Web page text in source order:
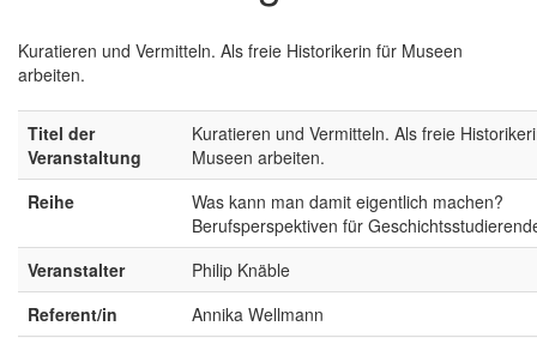
Kuratieren und Vermitteln. Als freie Historikerin für Museen
arbeiten.
Titel der
Veranstaltung
Kuratieren und Vermitteln. Als freie
Museen arbeiten.
Reihe
Was kann man damit eigentlich machen?
Berufsperspektiven für
Veranstalter
Philip Knäble
Referent/in
Annika Wellmann